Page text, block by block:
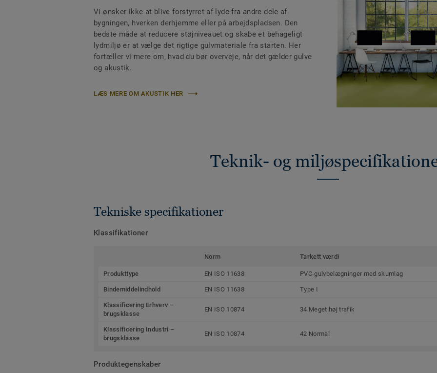
Vi ønsker ikke at blive forstyrret af lyde fra andre dele af
bygningen, hverken derhjemme eller på arbejdspladsen. Den
bedste måde at reducere støjniveauet og skabe et behageligt
lydmiljø er at vælge det rigtige gulvmateriale fra starten. Her
fortæller vi mere om, hvad du bør overveje, når det gælder gulve
og akustik.
LÆS MERE OM AKUSTIK HER
Teknik- og
Tekniske specifikationer
Klassifikationer
Norm Tarkett værdi
Produkttype EN ISO 11638 PVC-gulvbelægninger med skumlag
Bindemiddelindhold EN ISO 11638 Type I
Klassificering Erhverv –
brugsklasse
EN ISO 10874 34 Meget høj trafik
Klassificering Industri –
brugsklasse
EN ISO 10874 42 Normal
Produktegenskaber